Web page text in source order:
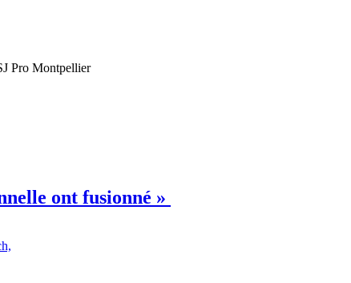
Pro Montpellier
ont fusionné »